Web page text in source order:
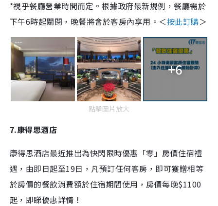
*視乎餐廳營業時間而定。根據政府最新規例，餐廳需於
下午6時起關閉，晚餐將會於客房內享用。＜按此訂購＞
+6
點擊圖片放大
7.康得思酒店
康得思酒店最近推出為快閃限時優惠「零」房價住宿禮
遇，由即日起至19日，凡預訂任何客房，即可獲贈相等
於房價的餐飲消費額於住宿期間使用，房價每晚$1100
起，即睇優惠詳情！